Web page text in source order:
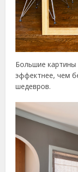
Большие картины
эффектнее, чем
шедевров.